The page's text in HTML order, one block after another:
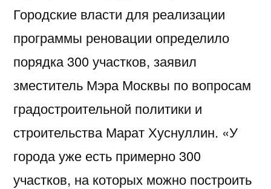
Городские власти для реализации
программы реновации определило
порядка 300 участков, заявил
зместитель Мэра Москвы по вопросам
градостроительной политики и
строительства Марат Хуснуллин. «У
города уже есть примерно 300
участков, на которых можно построить